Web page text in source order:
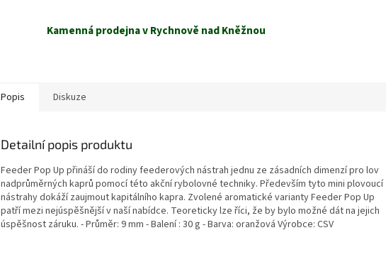
Kamenná prodejna v Rychnově nad Kněžnou
Popis Diskuze
Detailní popis produktu
Feeder Pop Up přináší do rodiny feederových nástrah jednu ze zásadních dimenzí pro lov
nadprůměrných kaprů pomocí této akční rybolovné techniky. Především tyto mini plovoucí
nástrahy dokáží zaujmout kapitálního kapra. Zvolené aromatické varianty Feeder Pop Up
patří mezi nejúspěšnější v naší nabídce. Teoreticky lze říci, že by bylo možné dát na jejich
úspěšnost záruku. - Průměr: 9 mm - Balení : 30 g - Barva: oranžová Výrobce: CSV